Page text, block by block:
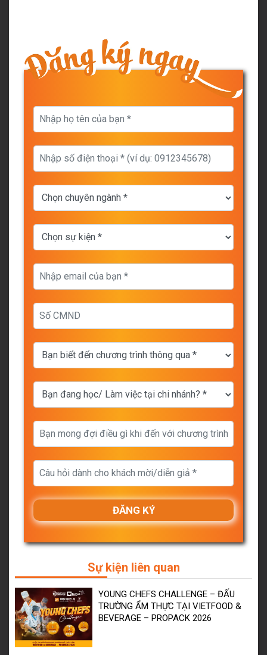
Sự kiện liên quan
YOUNG CHEFS CHALLENGE – ĐẤU
TRƯỜNG ẨM THỰC TẠI VIETFOOD &
BEVERAGE – PROPACK 2026